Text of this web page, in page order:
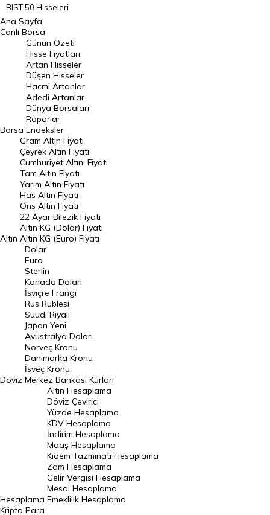
BIST 50 Hisseleri
BIST 100 Hisseleri
En Çok Artan Hisseler
En Çok Düşen Hisseler
Hacmi Artanlar
Geçmiş Kapanışlar
Dünya Borsaları
Raporlar
Endeksler
DÖVİZ
Döviz Kuru
Dolar Kuru
Euro Kuru
Pound Kuru
Frank Kuru
Riyal Kuru
Avustralya Doları
Danimarka Kronu Kuru
Kanada Doları Kuru
Norveç Kronu Kuru
İsveç Kronu Kuru
Japon Yeni Kuru
Serbest Piyasa Döviz Kurları
Merkez Bankası Döviz Kurları
Altın Fiyatları
Ana Sayfa
Canlı Borsa
Borsa
Günün Özeti
Hisse Fiyatları
Artan Hisseler
Düşen Hisseler
Hacmi Artanlar
Adedi Artanlar
Dünya Borsaları
Raporlar
Endeksler
Altın
Gram Altın Fiyatı
Çeyrek Altın Fiyatı
Cumhuriyet Altını Fiyatı
Tam Altın Fiyatı
Yarım Altın Fiyatı
Has Altın Fiyatı
Ons Altın Fiyatı
22 Ayar Bilezik Fiyatı
Altın KG (Dolar) Fiyatı
Altın KG (Euro) Fiyatı
Döviz
Dolar
Euro
Sterlin
Kanada Doları
İsviçre Frangı
Rus Rublesi
Suudi Riyali
Japon Yeni
Avustralya Doları
Norveç Kronu
Danimarka Kronu
İsveç Kronu
Merkez Bankası Kurlari
Hesaplama
Altın Hesaplama
Döviz Çevirici
Yüzde Hesaplama
KDV Hesaplama
İndirim Hesaplama
Maaş Hesaplama
Kıdem Tazminatı Hesaplama
Zam Hesaplama
Gelir Vergisi Hesaplama
Mesai Hesaplama
Emeklilik Hesaplama
Kripto Para